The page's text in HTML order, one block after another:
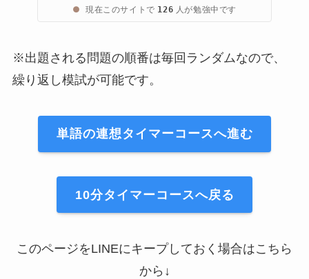
● 現在このサイトで 126 人が勉強中です
※出題される問題の順番は毎回ランダムなので、
繰り返し模試が可能です。
単語の連想タイマーコースへ進む
10分タイマーコースへ戻る
このページをLINEにキープしておく場合はこちら
から↓